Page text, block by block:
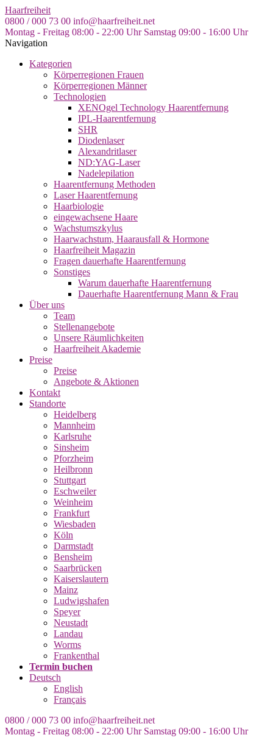
Skip
to
the
content
Haarfreiheit
0800 / 000 73 00 info@haarfreiheit.net
Montag - Freitag 08:00 - 22:00 Uhr Samstag 09:00 - 16:00 Uhr
Navigation
Kategorien
Körperregionen Frauen
Körperregionen Männer
Technologien
XENOgel Technology Haarentfernung
IPL-Haarentfernung
SHR
Diodenlaser
Alexandritlaser
ND:YAG-Laser
Nadelepilation
Haarentfernung Methoden
Laser Haarentfernung
Haarbiologie
eingewachsene Haare
Wachstumszkylus
Haarwachstum, Haarausfall & Hormone
Haarfreiheit Magazin
Fragen dauerhafte Haarentfernung
Sonstiges
Warum dauerhafte Haarentfernung
Dauerhafte Haarentfernung Mann & Frau
Über uns
Team
Stellenangebote
Unsere Räumlichkeiten
Haarfreiheit Akademie
Preise
Preise
Angebote & Aktionen
Kontakt
Standorte
Heidelberg
Mannheim
Karlsruhe
Sinsheim
Pforzheim
Heilbronn
Stuttgart
Eschweiler
Weinheim
Frankfurt
Wiesbaden
Köln
Darmstadt
Bensheim
Saarbrücken
Kaiserslautern
Mainz
Ludwigshafen
Speyer
Neustadt
Landau
Worms
Frankenthal
Termin buchen
Deutsch
English
Français
0800 / 000 73 00 info@haarfreiheit.net
Montag - Freitag 08:00 - 22:00 Uhr Samstag 09:00 - 16:00 Uhr